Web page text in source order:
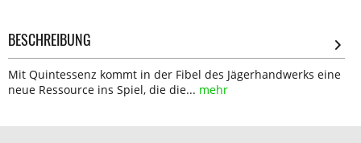
BESCHREIBUNG
Mit Quintessenz kommt in der Fibel des Jägerhandwerks eine
neue Ressource ins Spiel, die die... mehr